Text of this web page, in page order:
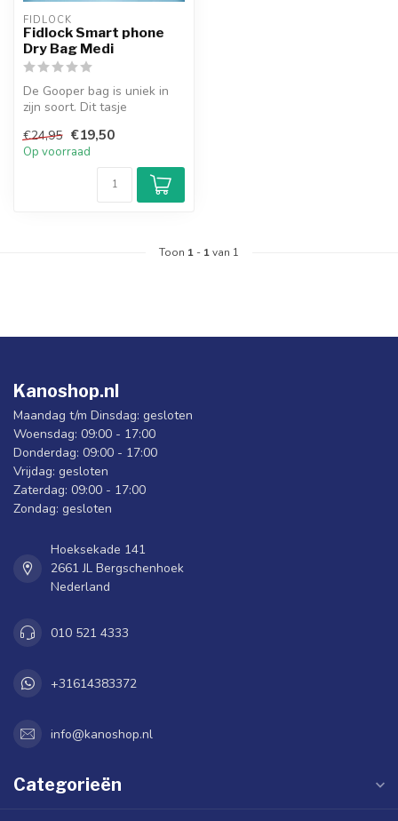
FIDLOCK
Fidlock Smart phone
Dry Bag Medi
De Gooper bag is uniek in
zijn soort. Dit tasje
table...
€24,95 €19,50
Op voorraad
Toon 1 - 1van 1
Kanoshop.nl
Maandag t/m Dinsdag: gesloten
Woensdag: 09:00 - 17:00
Donderdag: 09:00 - 17:00
Vrijdag: gesloten
Zaterdag: 09:00 - 17:00
Zondag: gesloten
Hoeksekade 141
2661 JL Bergschenhoek
Nederland
010 521 4333
+31614383372
info@kanoshop.nl
Categorieën